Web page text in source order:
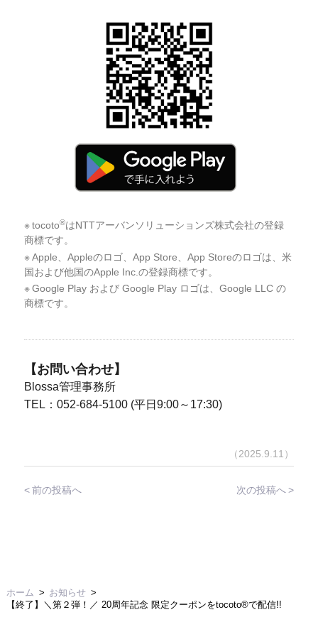
tocoto®はNTTアーバンソリューションズ株式会社の登録
商標です。
Apple、Appleのロゴ、App Store、App Storeのロゴは、米
国および他国のApple Inc.の登録商標です。
Google Play および Google Play ロゴは、Google LLC の
商標です。
【お問い合わせ】
Blossa管理事務所
TEL：052-684-5100 (平日9:00～17:30)
（2025.9.11）
前の投稿へ 次の投稿へ
ホーム
お知らせ
【終了】＼第２弾！／ 20周年記念 限定クーポンをtocoto®で配信!!